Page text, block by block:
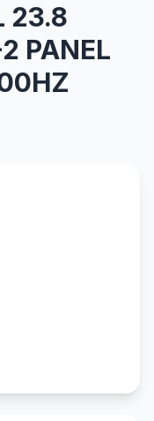
23.8
PANEL